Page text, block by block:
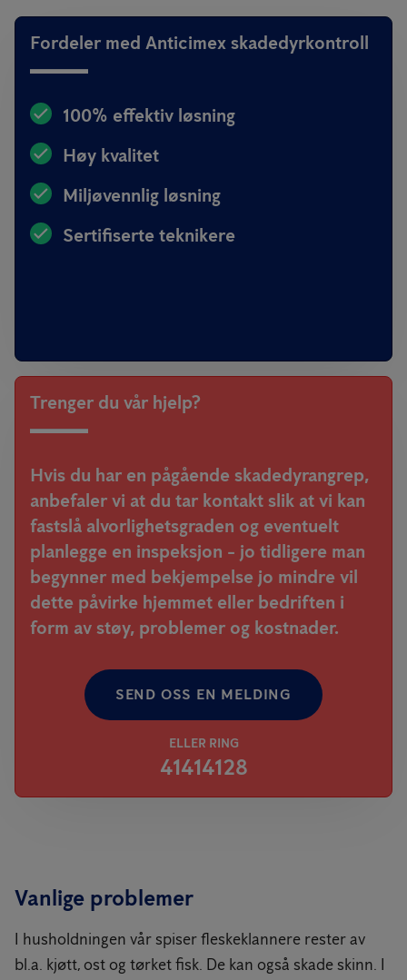
Fordeler med Anticimex skadedyrkontroll
100% effektiv løsning
Høy kvalitet
Miljøvennlig løsning
Sertifiserte teknikere
Trenger du vår hjelp?
Hvis du har en pågående skadedyrangrep,
anbefaler vi at du tar kontakt slik at vi kan
fastslå alvorlighetsgraden og eventuelt
planlegge en inspeksjon - jo tidligere man
begynner med bekjempelse jo mindre vil
dette påvirke hjemmet eller bedriften i
form av støy, problemer og kostnader.
SEND OSS EN MELDING
ELLER RING
41414128
Vanlige problemer
I husholdningen vår spiser fleskeklannere rester av
bl.a. kjøtt, ost og tørket fisk. De kan også skade skinn. I